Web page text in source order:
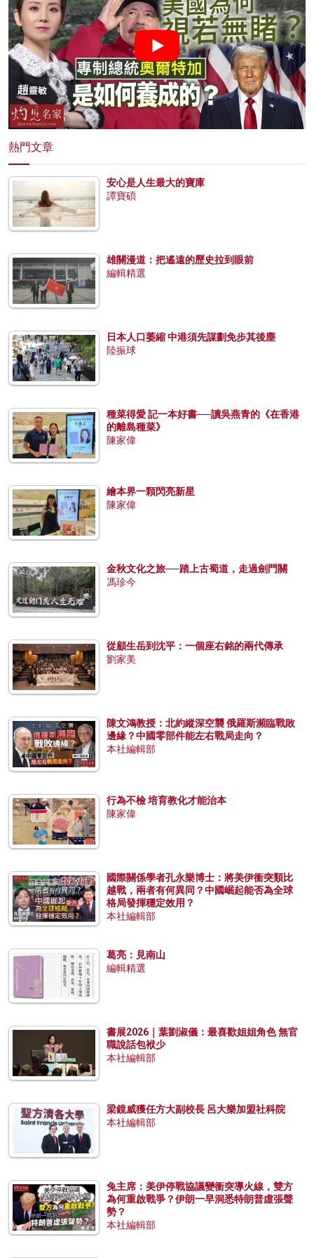
熱門文章
安心是人生最大的寶庫
譚寶碩
雄關漫道：把遙遠的歷史拉到眼前
編輯精選
日本人口萎縮 中港須先謀劃免步其後塵
陸振球
種菜得愛 記一本好書──讀吳燕青的《在香港
的離島種菜》
陳家偉
繪本界一顆閃亮新星
陳家偉
金秋文化之旅──踏上古蜀道，走過劍門關
馮珍今
從顧生岳到沈平：一個座右銘的兩代傳承
劉家美
陳文鴻教授：北約縱深空襲 俄羅斯瀕臨戰敗
邊緣？中國零部件能左右戰局走向？
本社編輯部
行為不檢 培育教化才能治本
陳家偉
國際關係學者孔永樂博士：將美伊衝突類比
越戰，兩者有何異同？中國崛起能否為全球
格局發揮穩定效用？
本社編輯部
葛亮：見南山
編輯精選
書展2026｜葉劉淑儀：最喜歡姐姐角色 無官
職說話包袱少
本社編輯部
梁鏡威獲任方大副校長 呂大樂加盟社科院
本社編輯部
兔主席：美伊停戰協議變衝突導火線，雙方
為何重啟戰爭？伊朗一早洞悉特朗普虛張聲
勢？
本社編輯部